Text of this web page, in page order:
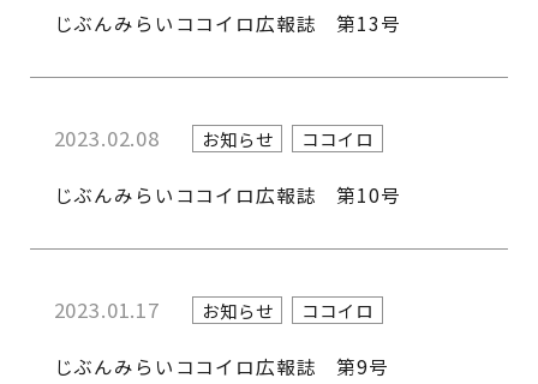
じぶんみらいココイロ広報誌 第13号
2023.02.08 お知らせ ココイロ
じぶんみらいココイロ広報誌 第10号
2023.01.17 お知らせ ココイロ
じぶんみらいココイロ広報誌 第9号